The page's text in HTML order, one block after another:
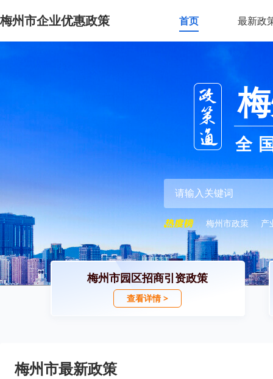
梅州市企业优惠政策 首页 最新政
全
梅州市政策 产
梅州市园区招商引资政策
查看详情 >
梅州市最新政策